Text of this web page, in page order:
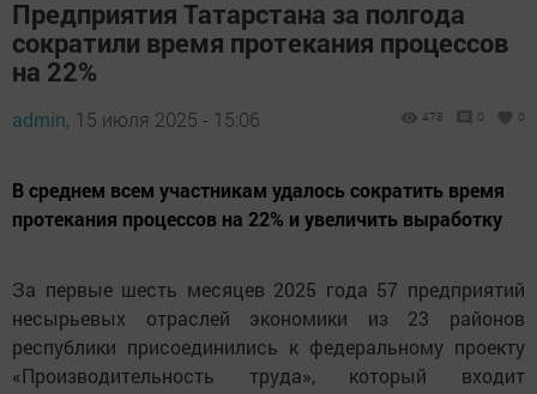
Предприятия Татарстана за полгода
сократили время протекания процессов
на 22%
admin, 15 июля 2025 - 15:06 478 0 0
В среднем всем участникам удалось сократить время
протекания процессов на 22% и увеличить выработку
За первые шесть месяцев 2025 года 57 предприятий
несырьевых отраслей экономики из 23 районов
республики присоединились к федеральному проекту
«Производительность труда», который входит